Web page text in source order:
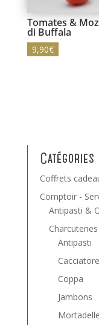
Tomates &
di Buffala
9,90€
Coffrets
Comptoir -
Antipasti &
Charcuteries
Antipasti
Coppa
Jambons